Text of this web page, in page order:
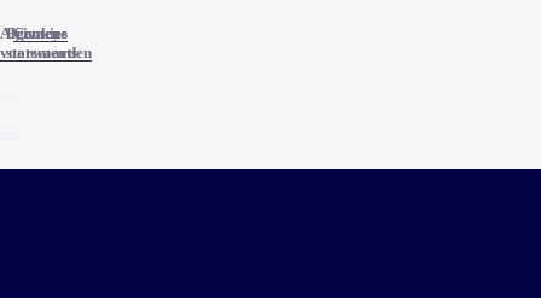
Algemene
voorwaarden
Privacy
statements
Cookies